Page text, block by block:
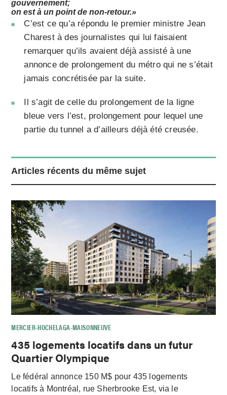
gouvernement;
on est à un point de non-retour.»
C’est ce qu’a répondu le premier ministre Jean
Charest à des journalistes qui lui faisaient
remarquer qu’ils avaient déjà assisté à une
annonce de prolongement du métro qui ne s’était
jamais concrétisée par la suite.
Il s’agit de celle du prolongement de la ligne
bleue vers l’est, prolongement pour lequel une
partie du tunnel a d’ailleurs déjà été creusée.
Articles récents du même sujet
MERCIER-HOCHELAGA-MAISONNEUVE
435 logements locatifs dans un futur
Quartier Olympique
Le fédéral annonce 150 M$ pour 435 logements
locatifs à Montréal, rue Sherbrooke Est, via le